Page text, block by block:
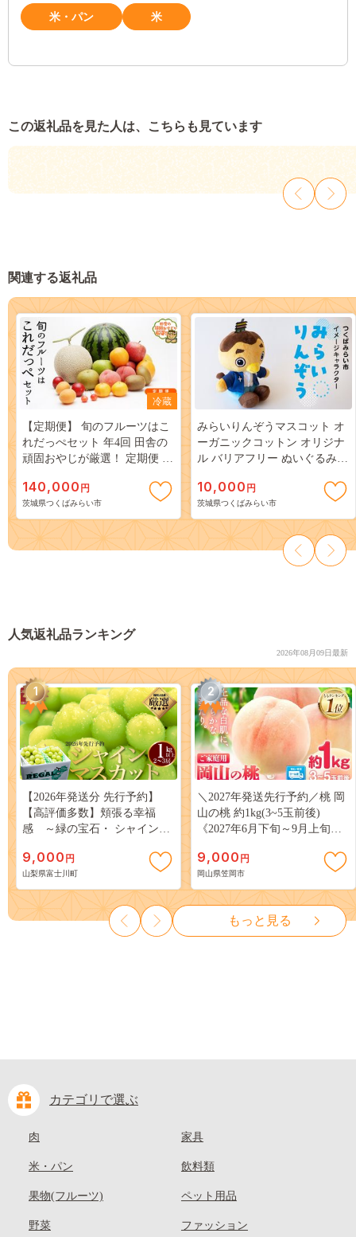
米・パン 米
この返礼品を見た人は、こちらも見ています
関連する返礼品
冷蔵
【定期便】 旬のフルーツはこ
れだっぺセット 年4回 田舎の
頑固おやじが厳選！ 定期便 フ
[BI366-NT]
140,000 円
茨城県つくばみらい市
みらいりんぞうマスコット オ
ーガニックコットン オリジナ
ル バリアフリー ぬいぐるみ
るキャラ [CM30-NT]
10,000 円
茨城県つくばみらい市
人気返礼品ランキング
2026年08月09日最新
1
【2026年発送分 先行予約】
【高評価多数】頬張る幸福
感 ～緑の宝石・ シャインマ
３房） フルーツ 山梨県産 果
物 くだもの シャイン マスカ
ット ぶどう ブドウ 葡萄 大粒
種なし 先行予約 富士川町
10000円 一万円 9000円 九千円
9,000 円
山梨県富士川町
2
＼2027年発送先行予約／桃 岡
山の桃 約1kg(3~5玉前後)
《2027年6月下旬～9月上旬頃
岡山 はくとう スイーツ フル
ーツ 果物 デザート 旬 モモ も
も 先行予約 送料無料 果物 岡
山県 笠岡市 清水白桃 白鳳 白
麗 クール便---
kasaoka_zsy_419_100---
9,000 円
岡山県笠岡市
もっと見る
カテゴリで選ぶ
肉
米・パン
果物(フルーツ)
野菜
家具
飲料類
ペット用品
ファッション